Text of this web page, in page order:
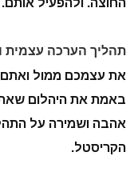
החוצה. ולהפעיל אותם.
תהליך הערכה עצמית
את עצמכם ממול
באמת את היהלום
אהבה ושמירה על
הקריסטל.